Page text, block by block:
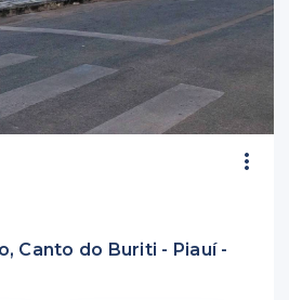
Canto do Buriti - Piauí -